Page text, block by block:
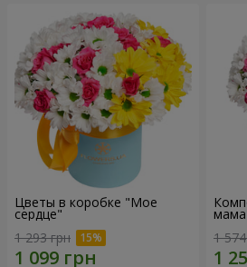
Цветы в коробке "Мое
сердце"
1 293 грн
1